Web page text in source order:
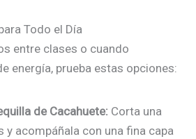
Todo el Día
entre clases o cuando
energía, prueba estas opciones:
de Cacahuete: Corta una
y acompáñala con una fina capa